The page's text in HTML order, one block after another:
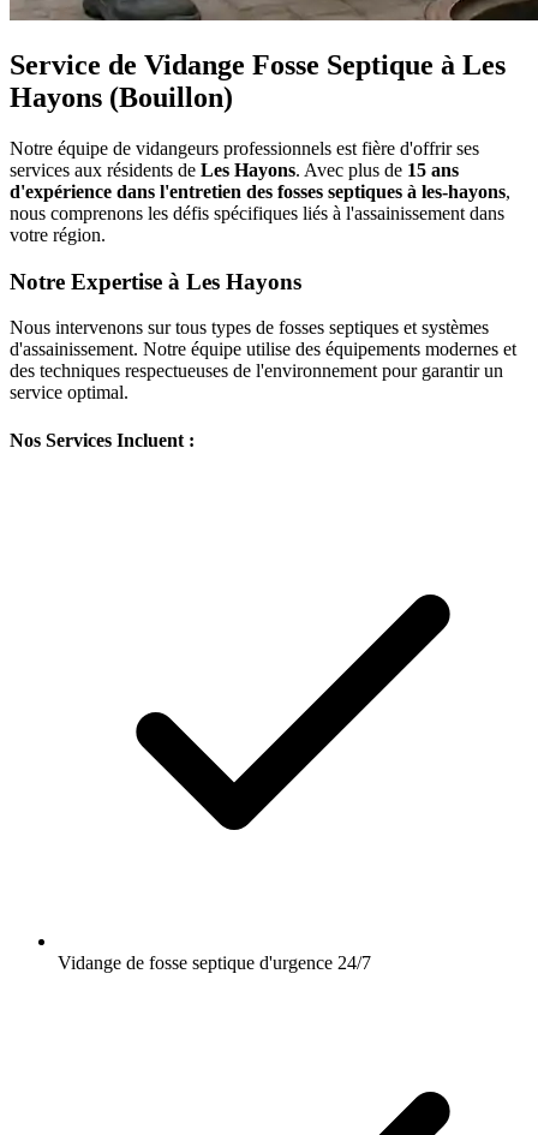
Service de Vidange Fosse Septique à Les
Hayons (Bouillon)
Notre équipe de vidangeurs professionnels est fière d'offrir ses
services aux résidents de Les Hayons. Avec plus de 15 ans
d'expérience dans l'entretien des fosses septiques à les-hayons,
nous comprenons les défis spécifiques liés à l'assainissement dans
votre région.
Notre Expertise à Les Hayons
Nous intervenons sur tous types de fosses septiques et systèmes
d'assainissement. Notre équipe utilise des équipements modernes et
des techniques respectueuses de l'environnement pour garantir un
service optimal.
Nos Services Incluent :
Vidange de fosse septique d'urgence 24/7